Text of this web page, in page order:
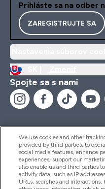
Prihláste sa na odber
ZAREGISTRUJTE SA
Spojte sa s nami
Pomoc & Informácie
Produkty
We use cookies and other
provided by third parties, to
social media features, enhance
experiences, support our
also enable us and third parties
activity data, such as IP
URLs, searches and